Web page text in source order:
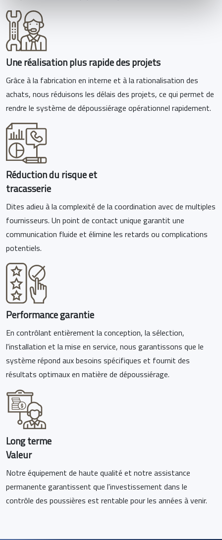
Une réalisation plus rapide des projets
Grâce à la fabrication en interne et à la rationalisation des
achats, nous réduisons les délais des projets, ce qui permet de
rendre le système de dépoussiérage opérationnel rapidement.
Réduction du risque et
tracasserie
Dites adieu à la complexité de la coordination avec de multiples
fournisseurs. Un point de contact unique garantit une
communication fluide et élimine les retards ou complications
potentiels.
Performance garantie
En contrôlant entièrement la conception, la sélection,
l'installation et la mise en service, nous garantissons que le
système répond aux besoins spécifiques et fournit des
résultats optimaux en matière de dépoussiérage.
Long terme
Valeur
Notre équipement de haute qualité et notre assistance
permanente garantissent que l'investissement dans le
contrôle des poussières est rentable pour les années à venir.